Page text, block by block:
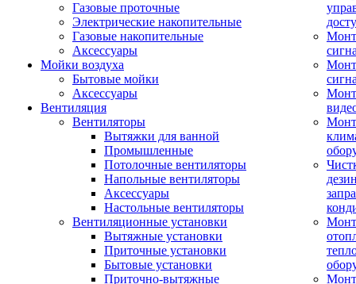
Газовые проточные
Электрические накопительные
Газовые накопительные
Аксессуары
Мойки воздуха
Бытовые мойки
Аксессуары
Вентиляция
Вентиляторы
Вытяжки для ванной
Промышленные
Потолочные вентиляторы
Напольные вентиляторы
Аксессуары
Настольные вентиляторы
Вентиляционные установки
Вытяжные установки
Приточные установки
Бытовые установки
Приточно-вытяжные